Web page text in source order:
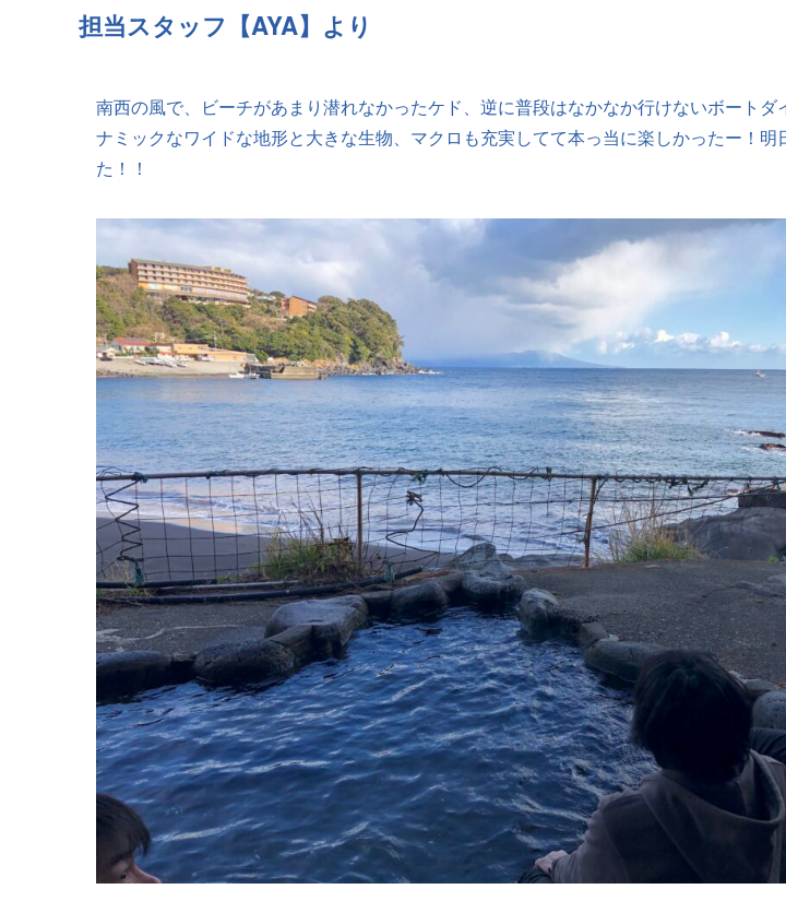
担当スタッフ【AYA】より
南西の風で、ビーチがあまり潜れなかったケド、逆に普段はなかなか行けないボートダ
ナミックなワイドな地形と大きな生物、マクロも充実してて本っ当に楽しかったー！明
た！！